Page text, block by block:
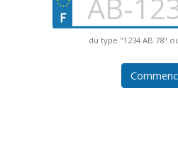
du type "1234 AB 78"